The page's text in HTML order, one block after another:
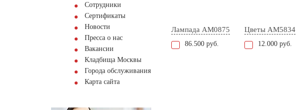
Сотрудники
Сертификаты
Новости
Пресса о нас
Вакансии
Кладбища Москвы
Города обслуживания
Карта сайта
Лампада AM0875
86.500 руб.
Цветы AM5834
12.000 руб.